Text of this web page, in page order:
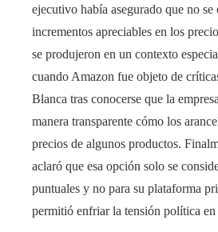
ejecutivo había asegurado que no se
incrementos apreciables en los
se produjeron en un contexto
cuando Amazon fue objeto de
Blanca tras conocerse que la
manera transparente cómo los
precios de algunos productos.
aclaró que esa opción solo se
puntuales y no para su plataforma
permitió enfriar la tensión política en